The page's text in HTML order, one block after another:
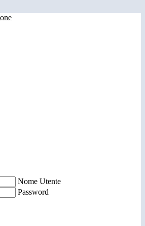
Nome Utente
Password